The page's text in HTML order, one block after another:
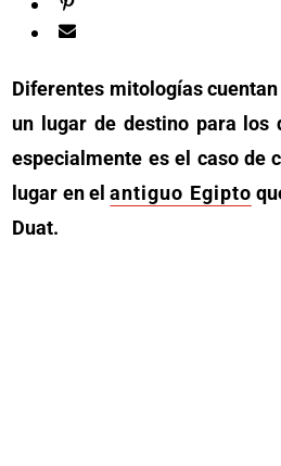
Diferentes mitologías
un lugar de destino para los
especialmente es el caso de
lugar en elantiguo Egipto
Duat.